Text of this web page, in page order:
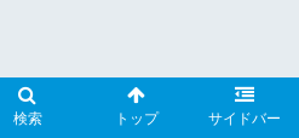
検索 トップ サイドバー